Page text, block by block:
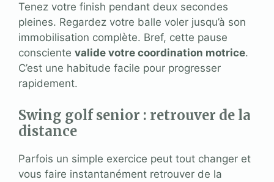
Tenez votre finish pendant deux secondes
pleines. Regardez votre balle voler jusqu’à son
immobilisation complète. Bref, cette pause
consciente valide votre coordination motrice.
C’est une habitude facile pour progresser
rapidement.
Swing golf senior : retrouver de la
distance
Parfois un simple exercice peut tout changer et
vous faire instantanément retrouver de la